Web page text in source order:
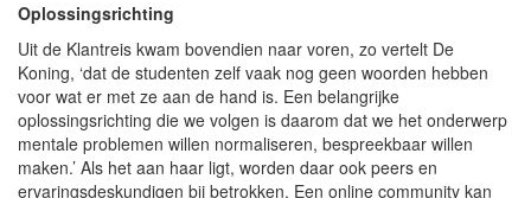
Oplossingsrichting
Uit de Klantreis kwam bovendien naar voren, zo vertelt De
Koning, ‘dat de studenten zelf vaak nog geen woorden hebben
voor wat er met ze aan de hand is. Een belangrijke
oplossingsrichting die we volgen is daarom dat we het onderwerp
mentale problemen willen normaliseren, bespreekbaar willen
maken.’ Als het aan haar ligt, worden daar ook peers en
ervaringsdeskundigen bij betrokken. Een online community kan